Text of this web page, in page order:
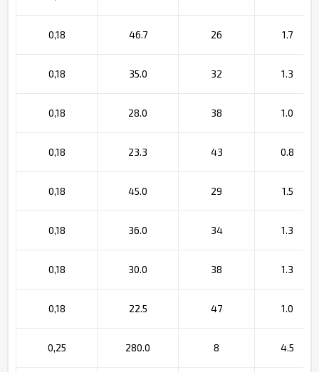
0,18 46.7 26 1.7
0,18 35.0 32 1.3
0,18 28.0 38 1.0
0,18 23.3 43 0.8
0,18 45.0 29 1.5
0,18 36.0 34 1.3
0,18 30.0 38 1.3
0,18 22.5 47 1.0
0,25 280.0 8 4.5